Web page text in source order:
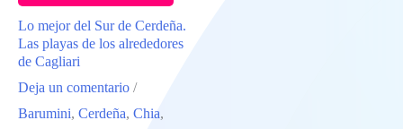
MEJOR
RUTA
POR
EL
NORTE
Lo mejor del Sur de Cerdeña.
Las playas de los alrededores
de Cagliari
Deja un comentario /
Barumini, Cerdeña, Chia,